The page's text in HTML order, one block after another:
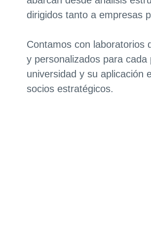
dirigidos tanto a empresas
Contamos con laboratorios
y personalizados para
universidad y su aplicación
socios estratégicos.